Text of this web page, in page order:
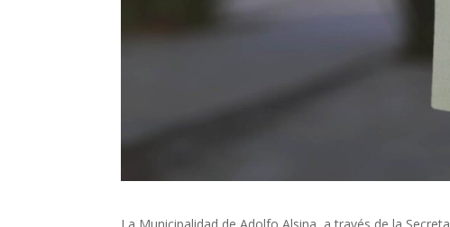
La Municipalidad de Adolfo Alsina, a través de la